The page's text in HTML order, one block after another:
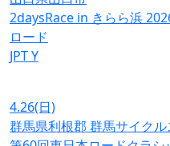
2daysRace in きらら浜
ロード
JPTY
4.26(日)
群馬県利根郡 群馬サイク